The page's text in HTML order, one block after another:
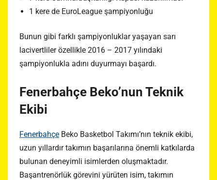
1 kere de EuroLeague şampiyonluğu
Bunun gibi farklı şampiyonluklar yaşayan sarı
lacivertliler özellikle 2016 – 2017 yılındaki
şampiyonlukla adını duyurmayı başardı.
Fenerbahçe Beko’nun Teknik
Ekibi
Fenerbahçe Beko Basketbol Takımı’nın teknik ekibi,
uzun yıllardır takımın başarılarına önemli katkılarda
bulunan deneyimli isimlerden oluşmaktadır.
Başantrenörlük görevini yürüten isim, takımın